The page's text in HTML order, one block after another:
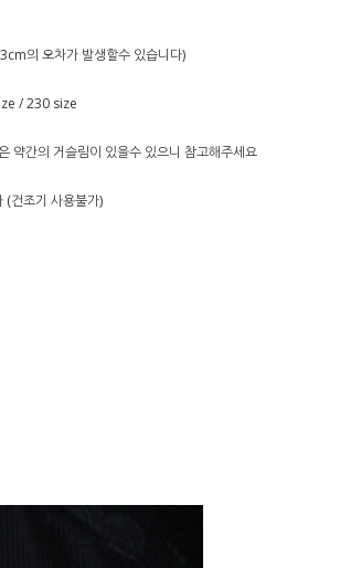
의 오차가 발생할수 있습니다)
/ 230 size
약간의 거슬림이 있을수 있으니 참고해주세요
(건조기 사용불가)